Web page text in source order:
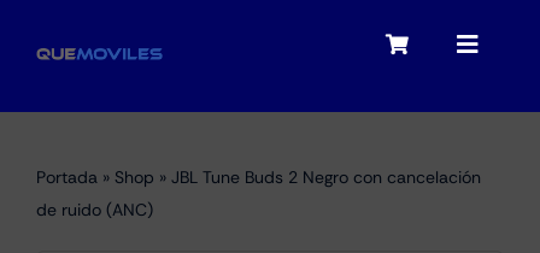
Toggle
My account
Checkout
Toggle
Portada » Shop » JBL Tune Buds 2 Negro con cancelación
de ruido (ANC)